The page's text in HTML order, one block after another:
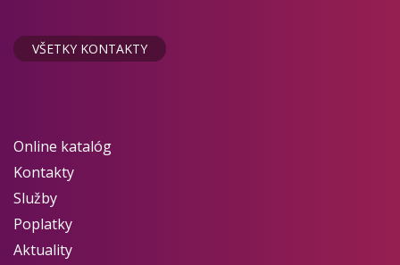
VŠETKY KONTAKTY
Online katalóg
Kontakty
Služby
Poplatky
Aktuality